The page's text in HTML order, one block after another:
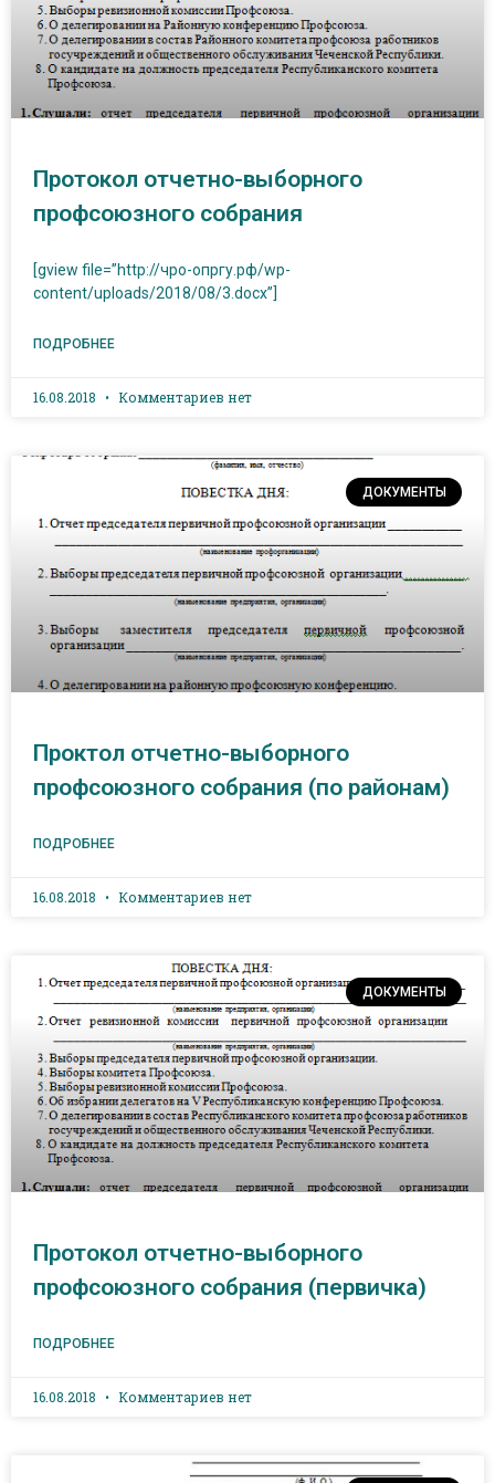
Протокол отчетно-выборного
профсоюзного собрания
[gview file=”http://чро-опргу.рф/wp-
content/uploads/2018/08/3.docx”]
ПОДРОБНЕЕ
16.08.2018 Комментариев нет
ДОКУМЕНТЫ
Проктол отчетно-выборного
профсоюзного собрания (по районам)
ПОДРОБНЕЕ
16.08.2018 Комментариев нет
ДОКУМЕНТЫ
Протокол отчетно-выборного
профсоюзного собрания (первичка)
ПОДРОБНЕЕ
16.08.2018 Комментариев нет